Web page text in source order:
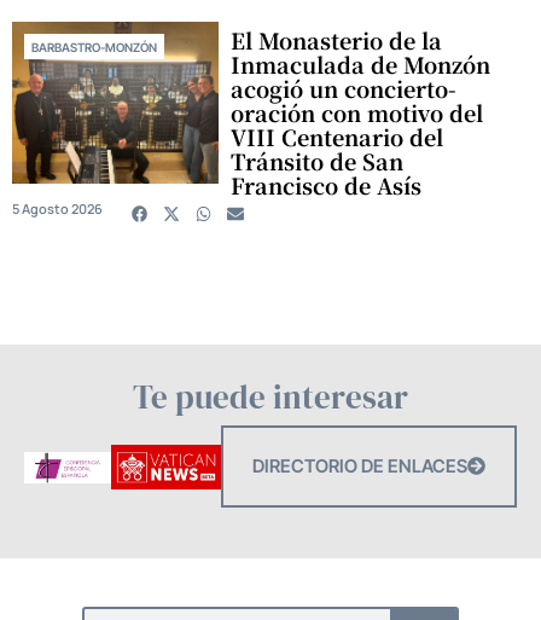
BARBASTRO-MONZÓN El Monasterio de la
Inmaculada de Monzón
acogió un concierto-
oración con motivo del
VIII Centenario del
Tránsito de San
Francisco de Asís
5 Agosto 2026
Te puede interesar
DIRECTORIO DE ENLACES